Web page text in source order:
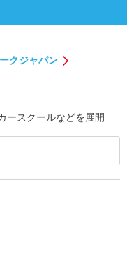
クジャパン
ースクールなどを展開